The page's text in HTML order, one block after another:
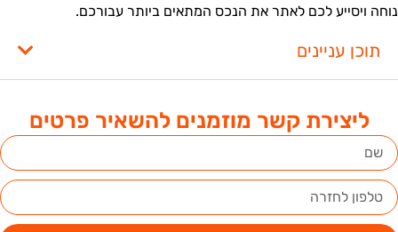
ליצירת קשר מוזמנים להשאיר פרטים
ויסייע לכם לאתר את הנכס המתאים ביותר עבורכם.
תוכן עניינים